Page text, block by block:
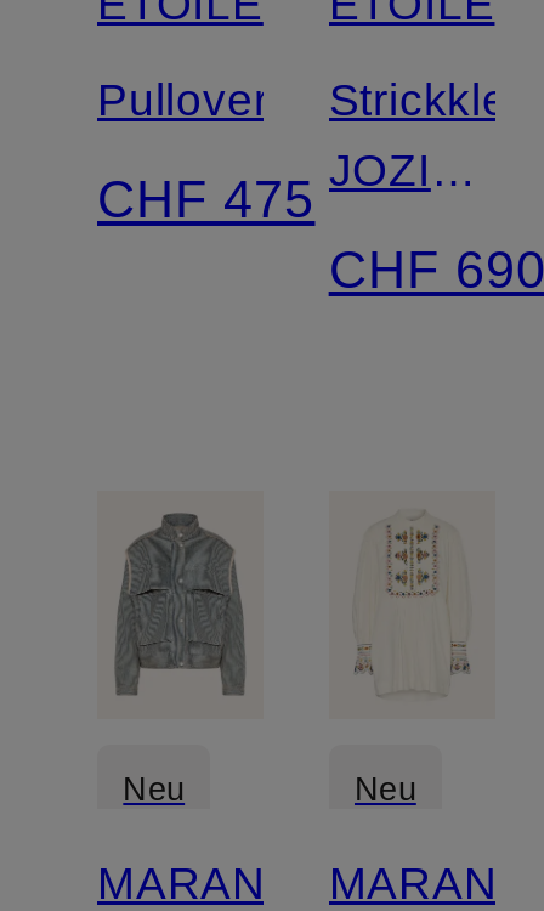
Pullover
CHF 475
JOZIRA
in
CHF
Neu
MARANT
Neu
MARANT